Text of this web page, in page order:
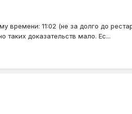
времени: 11:02 (не за долго до
доказательств мало. Ес...